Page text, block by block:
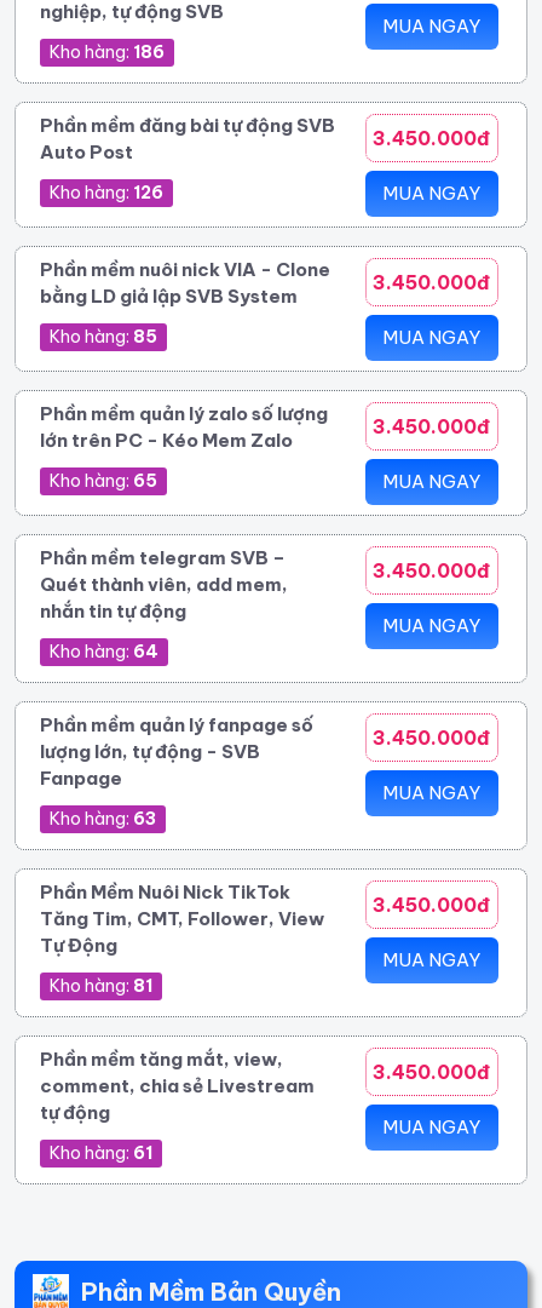
nghiệp, tự động SVB
Kho hàng: 186
MUA NGAY
Phần mềm đăng bài tự động SVB
Auto Post
Kho hàng: 126
3.450.000đ
MUA NGAY
Phần mềm nuôi nick VIA - Clone
bằng LD giả lập SVB System
Kho hàng: 85
3.450.000đ
MUA NGAY
Phần mềm quản lý zalo số lượng
lớn trên PC - Kéo Mem Zalo
Kho hàng: 65
3.450.000đ
MUA NGAY
Phần mềm telegram SVB –
Quét thành viên, add mem,
nhắn tin tự động
Kho hàng: 64
3.450.000đ
MUA NGAY
Phần mềm quản lý fanpage số
lượng lớn, tự động - SVB
Fanpage
Kho hàng: 63
3.450.000đ
MUA NGAY
Phần Mềm Nuôi Nick TikTok
Tăng Tim, CMT, Follower, View
Tự Động
Kho hàng: 81
3.450.000đ
MUA NGAY
Phần mềm tăng mắt, view,
comment, chia sẻ Livestream
tự động
Kho hàng: 61
3.450.000đ
MUA NGAY
Phần Mềm Bản Quyền